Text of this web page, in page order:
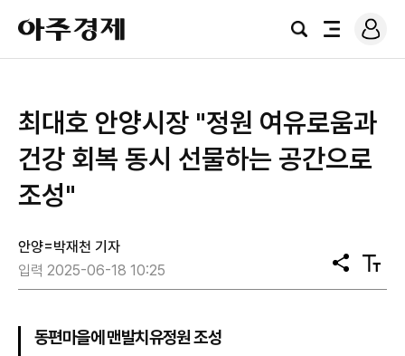
아
주
경
검
전
로
그
최대호 안양시장 "정원 여유로움과
건강 회복 동시 선물하는 공간으로
조성"
안양=박재천 기자
입력 2025-06-18 10:25
공
유
텍
스
동편마을에 맨발치유정원 조성